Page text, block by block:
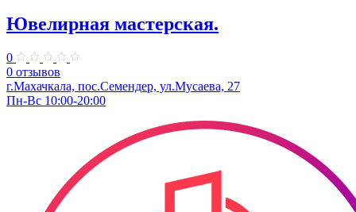
Ювелирная мастерская.
0
0 отзывов
г.Махачкала, ​пос.Семендер, ул.Мусаева, 27
Пн-Вс 10:00-20:00